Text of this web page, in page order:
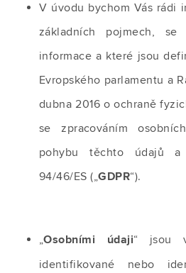
V úvodu bychom Vás rádi
základních pojmech,
informace a které jsou
Evropského parlamentu a
dubna 2016 o ochraně
se zpracováním
pohybu těchto údajů
94/46/ES („GDPR“).
„Osobními údaji“ jsou
identifikované nebo